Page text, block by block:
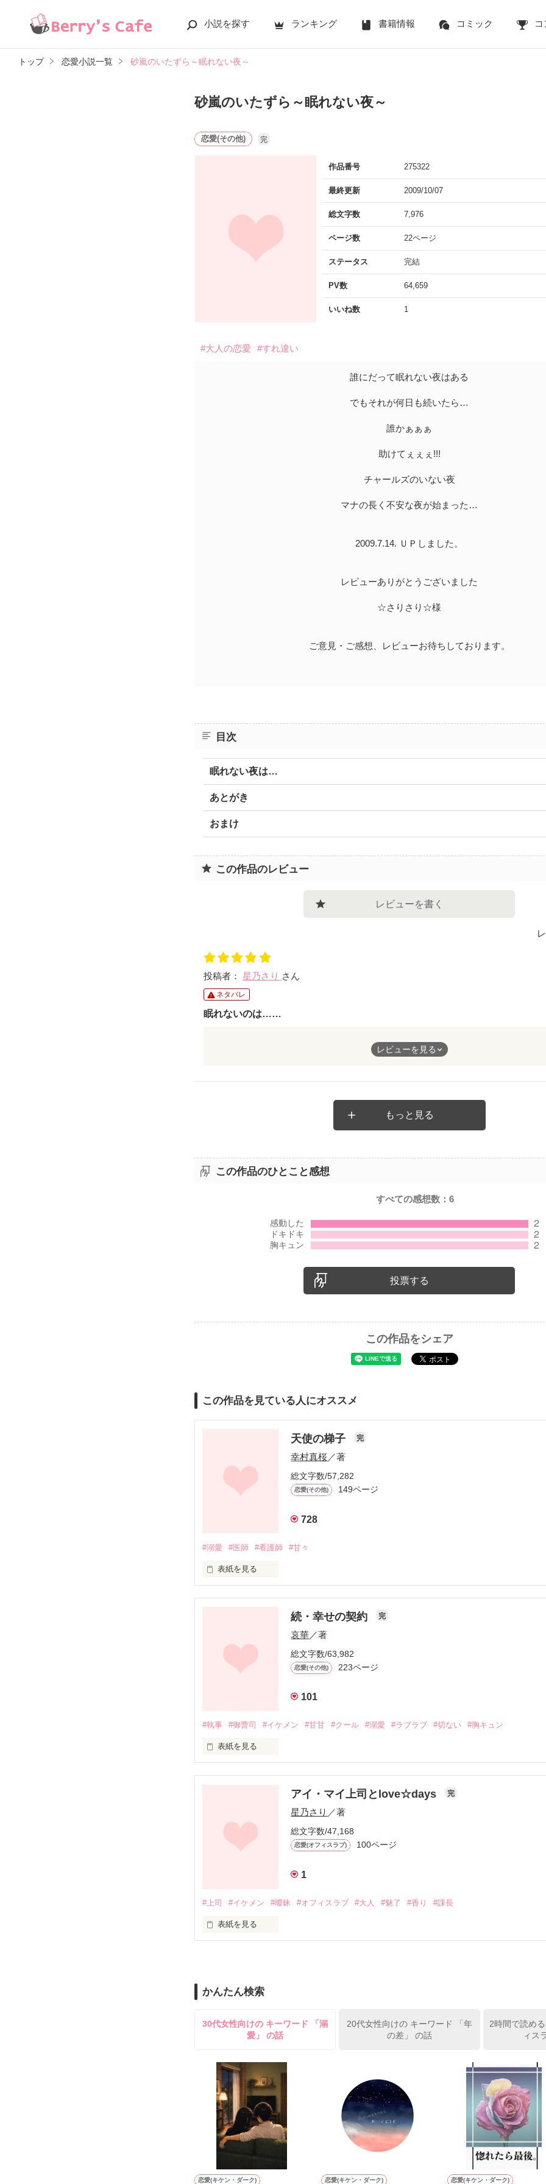
小説を探す ランキング 書籍情報 コミック コ
トップ 恋愛小説一覧 砂嵐のいたずら～眠れない夜～
砂嵐のいたずら～眠れない夜～
恋愛(その他) 完
作品番号 275322
最終更新 2009/10/07
総文字数 7,976
ページ数 22ページ
ステータス 完結
PV数 64,659
いいね数 1
#大人の恋愛 #すれ違い
誰にだって眠れない夜はある
でもそれが何日も続いたら…
誰かぁぁぁ
助けてぇぇぇ!!!
チャールズのいない夜
マナの長く不安な夜が始まった…
2009.7.14. ＵＰしました。
レビューありがとうございました
☆さりさり☆様
ご意見・ご感想、レビューお待ちしております。
目次
眠れない夜は…
あとがき
おまけ
この作品のレビュー
レビューを書く
投稿者：星乃さり さん
ネタバレ
眠れないのは……
本編【砂嵐のいたずら】の番外編のお話です。
だけれど、多忙からすれ違いの生活が続く……
そんな中で、とある光景にショックを受けてしまいます。
眠れない夜が続くのは貴方のせい……
レビューを見る
もっと見る
この作品のひとこと感想
すべての感想数：6
投票する
この作品をシェア
この作品を見ている人にオススメ
天使の梯子 完
幸村真桜／著
総文字数/57,282
恋愛(その他) 149ページ
728
#溺愛 #医師 #看護師 #甘々
表紙を見る
四年前に別れた元カレ・諏佐暎仁、32歳。天才救急救命医として働く暎仁は楓のことを
て……。
射抜くような瞳に、楓は身動きがとれなくなる。
「楓、なんで黙って俺の前からいなくなったの?」
「楓、俺は今もお前のことを愛してる」
だけど、楓には彼のもとを離れる決意をした大きな秘密があって……。
妊娠・流産に関する記述があります。不快な想いをする方もいるかと思いますのでそ
ておきます。
あらかじめご了承のうえ、お読みください。
続・幸せの契約 完
哀華／著
総文字数/63,982
恋愛(その他) 223ページ
101
#執事 #御曹司 #イケメン #甘甘 #クール #溺愛 #ラブラブ #切ない #胸キュン
表紙を見る
180度変わった私の生活
ねぇ…契約の先には何があるの？
続編です。
完成しました！
本来ならば以上で完結でしたが、
大切な
読者様から沢山のご要望をいただきましたので
大和さん目線で
アイ・マイ上司とlove☆days 完
星乃さり ／著
総文字数/47,168
恋愛(オフィスラブ) 100ページ
1
#上司 #イケメン #曖昧 #オフィスラブ #大人 #魅了 #香り #課長
表紙を見る
憧れの貴方の甘言が、
アイマイな上司と
【アイ・マイ・上司】
続編となります。
素敵なレビューを頂戴し
ありがとうございます！
かざま奈央様☆莉杞様
かんたん検索
30代女性向けの キーワード 「溺
愛」 の話
20代女性向けの キーワード 「年
の差」 の話
2時間で読め
ィス
恋愛(キケン・ダーク) 恋愛(キケン・ダーク) 恋愛(キケン・ダーク)